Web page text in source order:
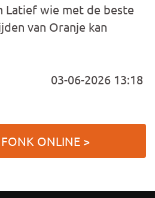
Latief wie met de beste
van Oranje kan
03-06-2026 13:18
FONK ONLINE >